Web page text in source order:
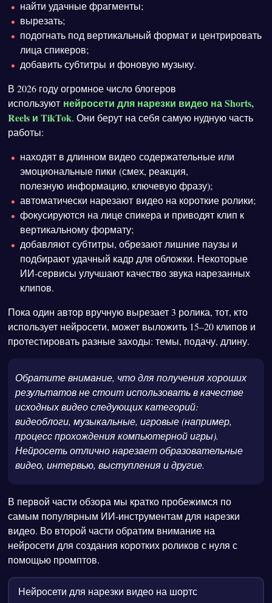
найти удачные фрагменты;
вырезать;
подогнать под вертикальный формат и центрировать
лица спикеров;
добавить субтитры и фоновую музыку.
В 2026 году огромное число блогеров
используют нейросети для нарезки видео на Shorts,
Reels и TikTok. Они берут на себя самую нудную часть
работы:
находят в длинном видео содержательные или
эмоциональные пики (смех, реакция,
полезную информацию, ключевую фразу);
автоматически нарезают видео на короткие ролики;
фокусируются на лице спикера и приводят клип к
вертикальному формату;
добавляют субтитры, обрезают лишние паузы и
подбирают удачный кадр для обложки. Некоторые
ИИ-сервисы улучшают качество звука нарезанных
клипов.
Пока один автор вручную вырезает 3 ролика, тот, кто
использует нейросети, может выложить 15–20 клипов и
протестировать разные заходы: темы, подачу, длину.
Обратите внимание, что для получения хороших
результатов не стоит использовать в качестве
исходных видео следующих категорий:
видеоблоги, музыкальные, игровые (например,
процесс прохождения компьютерной игры).
Нейросеть отлично нарезает образовательные
видео, интервью, выступления и другие.
В первой части обзора мы кратко пробежимся по
самым популярным ИИ-инструментам для нарезки
видео. Во второй части обратим внимание на
нейросети для создания коротких роликов с нуля с
помощью промптов.
Нейросети для нарезки видео на шортс